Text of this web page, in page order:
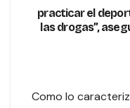
practicar el
las drogas”,
Como lo